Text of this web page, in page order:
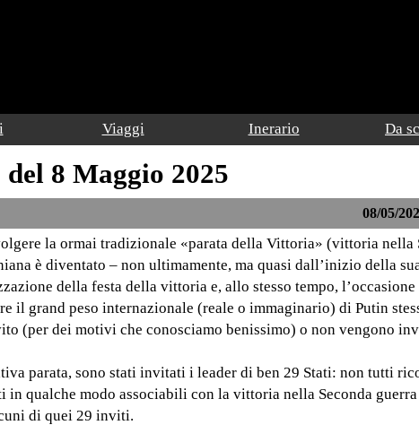
Viaggi Inerario Da
8 Maggio 2025
08/05/
la ormai tradizionale «parata della Vittoria» (vittoria nella
è diventato – non ultimamente, ma quasi dall’inizio della
della festa della vittoria e, allo stesso tempo, l’occasione
il grand peso internazionale (reale o immaginario) di Putin
(per dei motivi che conosciamo benissimo) o non vengono
parata, sono stati invitati i leader di ben 29 Stati: non tutti
qualche modo associabili con la vittoria nella Seconda
di quei 29 inviti.